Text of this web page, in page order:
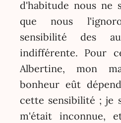
d'habitude nous ne
que nous
sensibilité des
indifférente. Pour
Albertine, mon
bonheur eût
cette sensibilité ; je
m'était inconnue,